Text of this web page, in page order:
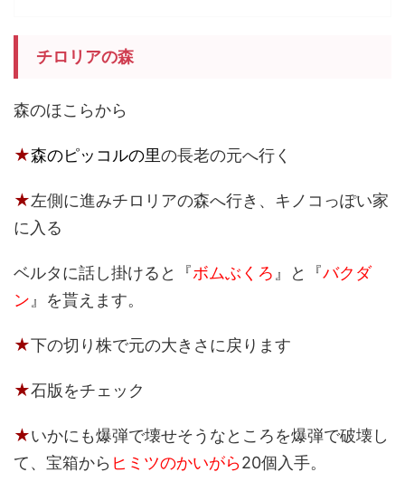
チロリアの森
森のほこらから
★森のピッコルの里の長老の元へ行く
★左側に進みチロリアの森へ行き、キノコっぽい家
に入る
ベルタに話し掛けると『ボムぶくろ 』と『バクダ
ン 』を貰えます。
★下の切り株で元の大きさに戻ります
★石版をチェック
★いかにも爆弾で壊せそうなところを爆弾で破壊し
て、宝箱から ヒミツのかいがら20個入手。